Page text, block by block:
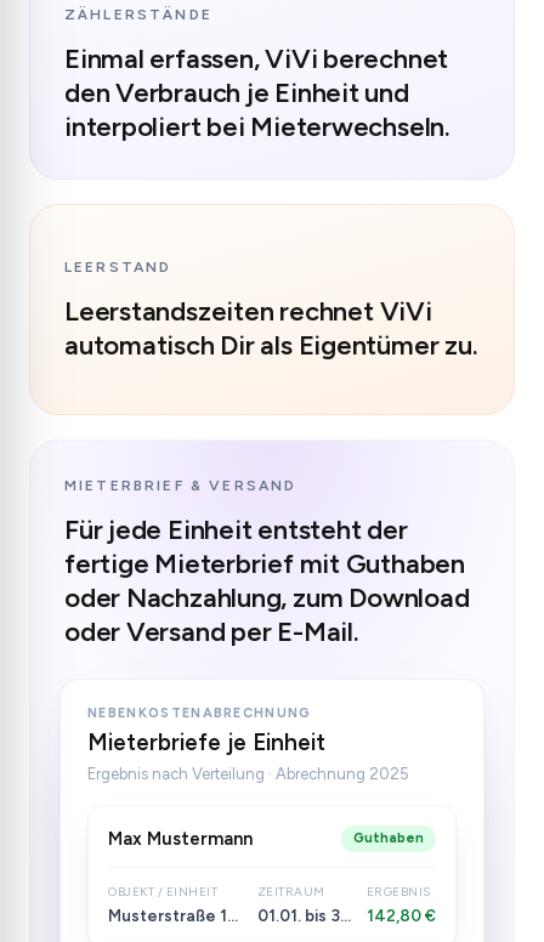
ZÄHLERSTÄNDE
Einmal erfassen, ViVi berechnet
den Verbrauch je Einheit und
interpoliert bei Mieterwechseln.
LEERSTAND
Leerstandszeiten rechnet ViVi
automatisch Dir als Eigentümer zu.
MIETERBRIEF & VERSAND
Für jede Einheit entsteht der
fertige Mieterbrief mit Guthaben
oder Nachzahlung, zum Download
oder Versand per E-Mail.
NEBENKOSTENABRECHNUNG
Mieterbriefe je Einheit
Ergebnis nach Verteilung · Abrechnung 2025
Max Mustermann Guthaben
OBJEKT / EINHEIT
Musterstraße 12 · WE 3
ZEITRAUM
01.01. bis 31.12.2025
ERGEBNIS
142,80 €